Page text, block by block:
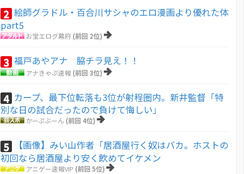
2 絵師グラドル・百合川サシャのエロ漫画より優れた体
part5
お宝エログ幕府 (前回 2位)
3 福戸あやアナ 脇チラ見え！！
アナきゃぷ速報 (前回 3位)
4 カープ、最下位転落も3位が射程圏内。新井監督「特
別な日の試合だったので負けて悔しい」
かーぷぶーん (前回 4位)
5
【画像】みい山作者「居酒屋行く奴はバカ。ホストの
初回なら居酒屋より安く飲めてイケメン
アニゲー速報VIP (前回 5位)